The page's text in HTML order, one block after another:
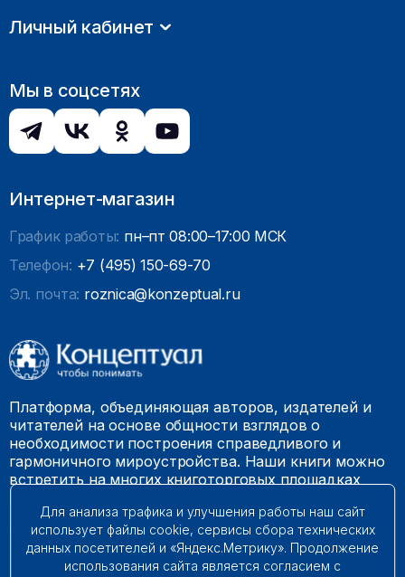
Личный кабинет
Мы в соцсетях
Интернет-магазин
График работы: пн–пт 08:00–17:00 МСК
Телефон: +7 (495) 150-69-70
Эл. почта: roznica@konzeptual.ru
Платформа, объединяющая авторов, издателей и
читателей на основе общности взглядов о
необходимости построения справедливого и
гармоничного мироустройства. Наши книги можно
встретить на многих книготорговых площадках
© 2009 – 2026. Все права защищены.
Для анализа трафика и улучшения работы наш сайт
использует файлы cookie, сервисы сбора технических
данных посетителей и «Яндекс.Метрику». Продолжение
использования сайта является согласием с